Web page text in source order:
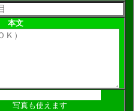
本文
写真も使えます